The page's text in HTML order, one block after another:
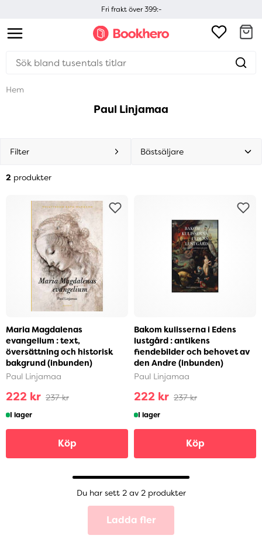
Fri frakt över 399:-
Hem
Paul Linjamaa
Filter
2 produkter
Maria Magdalenas
evangelium : text,
översättning och historisk
bakgrund (inbunden)
Paul Linjamaa
222 kr 237 kr
I lager
Köp
Bakom kulisserna i Edens
lustgård : antikens
fiendebilder och behovet av
den Andre (inbunden)
Paul Linjamaa
222 kr 237 kr
I lager
Köp
Du har sett 2 av 2 produkter
Ladda fler